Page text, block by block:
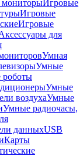
Игровые
Игровые
Игровые
для
Умная
Умные
Умные
воздухаУмные
Умные радиочасы,
данныхUSB
Карты